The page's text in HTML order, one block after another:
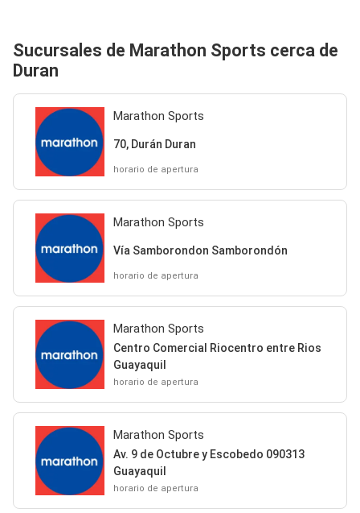
Sucursales de Marathon Sports cerca de
Duran
Marathon Sports
70, Durán Duran
horario de apertura
Marathon Sports
Vía Samborondon Samborondón
horario de apertura
Marathon Sports
Centro Comercial Riocentro entre Rios
Guayaquil
horario de apertura
Marathon Sports
Av. 9 de Octubre y Escobedo 090313
Guayaquil
horario de apertura